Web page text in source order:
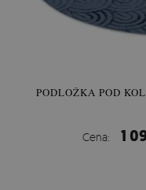
PODLOŽKA POD
Cena: 1